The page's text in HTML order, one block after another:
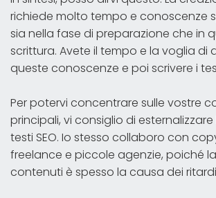
richiede molto tempo e conoscenze
sia nella fase di preparazione che in
scrittura. Avete il tempo e la voglia di
queste conoscenze e poi scrivere i
Per potervi concentrare sulle vostre
principali, vi consiglio di
testi SEO. Io stesso collaboro con
freelance e piccole agenzie, poiché
contenuti è spesso la causa dei